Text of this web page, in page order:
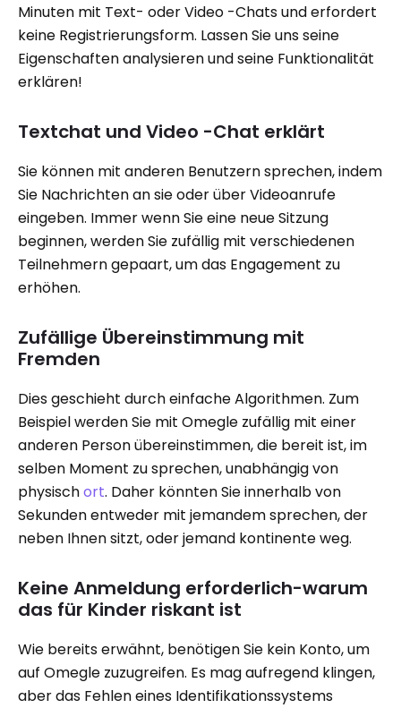
Minuten mit Text- oder Video -Chats und erfordert
keine Registrierungsform. Lassen Sie uns seine
Eigenschaften analysieren und seine Funktionalität
erklären!
Textchat und Video -Chat erklärt
Sie können mit anderen Benutzern sprechen, indem
Sie Nachrichten an sie oder über Videoanrufe
eingeben. Immer wenn Sie eine neue Sitzung
beginnen, werden Sie zufällig mit verschiedenen
Teilnehmern gepaart, um das Engagement zu
erhöhen.
Zufällige Übereinstimmung mit
Fremden
Dies geschieht durch einfache Algorithmen. Zum
Beispiel werden Sie mit Omegle zufällig mit einer
anderen Person übereinstimmen, die bereit ist, im
selben Moment zu sprechen, unabhängig von
physischort. Daher könnten Sie innerhalb von
Sekunden entweder mit jemandem sprechen, der
neben Ihnen sitzt, oder jemand kontinente weg.
Keine Anmeldung erforderlich-warum
das für Kinder riskant ist
Wie bereits erwähnt, benötigen Sie kein Konto, um
auf Omegle zuzugreifen. Es mag aufregend klingen,
aber das Fehlen eines Identifikationssystems